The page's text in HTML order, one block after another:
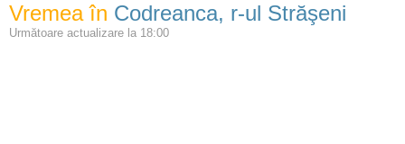
Vremea în Codreanca, r-ul Străşeni
Următoare actualizare la 18:00